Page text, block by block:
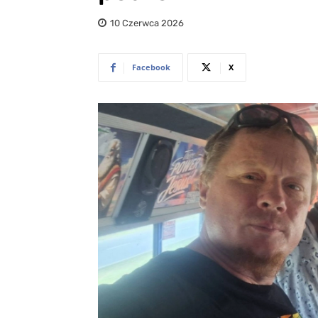
10 Czerwca 2026
Facebook X